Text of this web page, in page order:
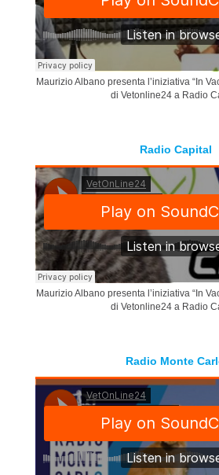
Maurizio Albano presenta l’iniziativa “In
di Vetonline24 a Radio
Radio Capital
Maurizio Albano presenta l’iniziativa “In
di Vetonline24 a Radio
Radio Monte